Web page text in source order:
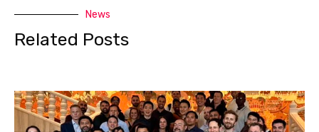
News
Related Posts